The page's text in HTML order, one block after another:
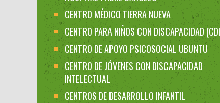
CENTRO MÉDICO TIERRA NUEVA
CENTRO PARA NIÑOS CON DISCAPACIDAD
CENTRO DE APOYO PSICOSOCIAL UBUNTU
CENTRO DE JÓVENES CON DISCAPACIDAD
INTELECTUAL
CENTROS DE DESARROLLO INFANTIL